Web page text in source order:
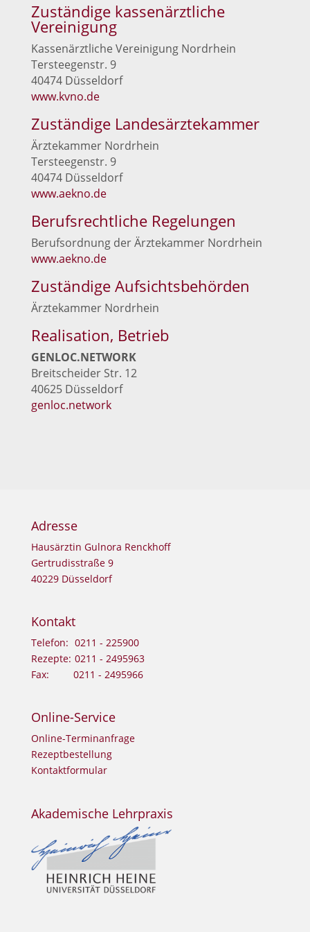
Zuständige kassenärztliche
Vereinigung
Kas­sen­ärzt­li­che Ver­ei­ni­gung Nordrhein
Ters­tee­gen­str. 9
40474 Düsseldorf
www.kvno.de
Zuständige Landesärztekammer
Ärz­te­kam­mer Nordrhein
Ters­tee­gen­str. 9
40474 Düsseldorf
www.aekno.de
Berufsrechtliche Regelungen
Berufs­ord­nung der Ärz­te­kam­mer Nordrhein
www.aekno.de
Zuständige Aufsichtsbehörden
Ärz­te­kam­mer Nordrhein
Realisation, Betrieb
GENLOC.NETWORK
Breit­schei­der Str. 12
40625 Düsseldorf
genloc.network
Adresse
Haus­ärz­tin Gul­no­ra Renckhoff
Ger­tru­dis­stra­ße 9
40229 Düsseldorf
Kontakt
Tele­fon: 0211 - 225900
Rezep­te: 0211 - 2495963
Fax:
0211 - 2495966
Online-Service
Online-Ter­min­an­fra­ge
Rezept­be­stel­lung
Kon­takt­for­mu­lar
Akademische Lehrpraxis